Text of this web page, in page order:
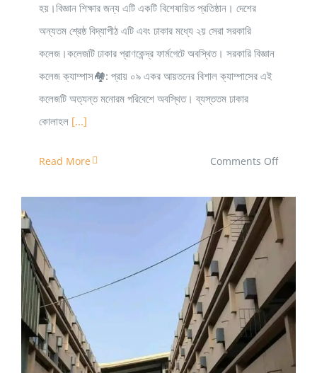
হয়।বিজ্ঞান শিক্ষার জন্য এটি একটি বিশেষায়িত প্রতিষ্ঠান। দেশের
অন্যতম শ্রেষ্ঠ বিদ্যাপীঠ এটি এবং ঢাকার মধ্যে ২য় সেরা সরকারি
কলেজ।কলেজটি ঢাকার প্রাণকেন্দ্র ফার্মগেটে অবস্থিত। সরকারি বিজ্ঞান
কলেজ ক্যাম্পাস🏘: প্রায় ০৯ একর আয়তনের বিশাল ক্যাম্পাসের এই
কলেজটি অত্যন্ত মনোরম পরিবেশে অবস্থিত। ব্যস্ততম ঢাকার
কোলাহল [...]
Read More Comments Offon
বিজ্ঞান